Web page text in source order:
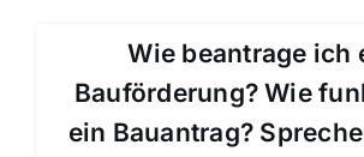
Wie beantrage ich
Bauförderung? Wie
ein Bauantrag?